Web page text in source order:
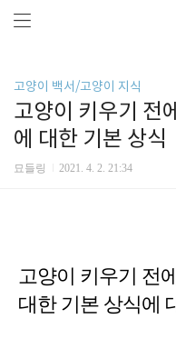
고양이 백서/고양이 지식
고양이 키우기 전
에 대한 기본 상식
묘들링 2021. 4. 2. 21:34
고양이 키우기 전
대한 기본 상식에